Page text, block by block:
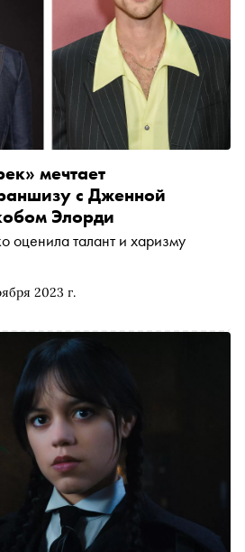
2023 г.
мечтает
с Дженной
Элорди
оценила талант и харизму